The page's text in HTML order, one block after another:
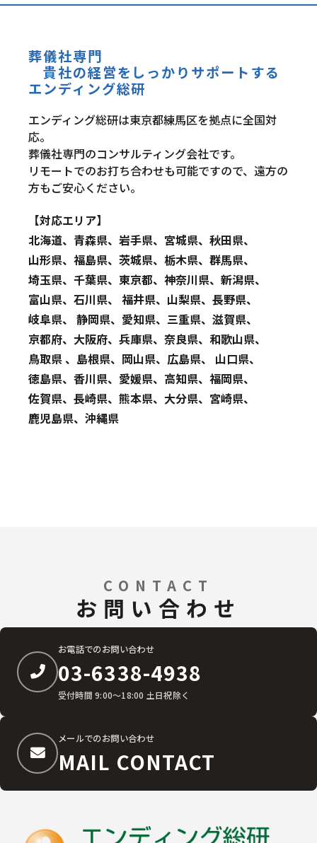
葬儀社専門
貴社の経営をしっかりサポートする
エンディング総研
エンディング総研は東京都練馬区を拠点に全国対
応。
葬儀社専門のコンサルティング会社です。
リモートでのお打ち合わせも可能ですので、遠方の
方もご安心ください。
【対応エリア】
北海道、青森県、岩手県、宮城県、秋田県、
山形県、福島県、茨城県、栃木県、群馬県、
埼玉県、千葉県、東京都、神奈川県、新潟県、
富山県、石川県、 福井県、山梨県、長野県、
岐阜県、 静岡県、愛知県、三重県、滋賀県、
京都府、大阪府、兵庫県、奈良県、和歌山県、
鳥取県 、島根県、岡山県、広島県、 山口県、
徳島県、香川県、愛媛県、高知県、福岡県、
佐賀県、長崎県、熊本県、大分県、宮崎県、
鹿児島県、沖縄県
CONTACT
お問い合わせ
お電話でのお問い合わせ
03-6338-4938
受付時間 9:00〜18:00 土日祝除く
メールでのお問い合わせ
MAIL CONTACT